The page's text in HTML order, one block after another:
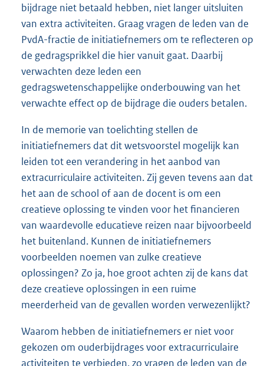
bijdrage niet betaald hebben, niet langer uitsluiten
van extra activiteiten. Graag vragen de leden van de
PvdA-fractie de initiatiefnemers om te reflecteren op
de gedragsprikkel die hier vanuit gaat. Daarbij
verwachten deze leden een
gedragswetenschappelijke onderbouwing van het
verwachte effect op de bijdrage die ouders betalen.
In de memorie van toelichting stellen de
initiatiefnemers dat dit wetsvoorstel mogelijk kan
leiden tot een verandering in het aanbod van
extracurriculaire activiteiten. Zij geven tevens aan dat
het aan de school of aan de docent is om een
creatieve oplossing te vinden voor het financieren
van waardevolle educatieve reizen naar bijvoorbeeld
het buitenland. Kunnen de initiatiefnemers
voorbeelden noemen van zulke creatieve
oplossingen? Zo ja, hoe groot achten zij de kans dat
deze creatieve oplossingen in een ruime
meerderheid van de gevallen worden verwezenlijkt?
Waarom hebben de initiatiefnemers er niet voor
gekozen om ouderbijdrages voor extracurriculaire
activiteiten te verbieden, zo vragen de leden van de